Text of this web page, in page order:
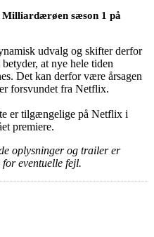
sæson 1 på
udvalg og skifter derfor
at nye hele tiden
Det kan derfor være årsagen
forsvundet fra Netflix.
er tilgængelige på Netflix i
premiere.
oplysninger og trailer er
eventuelle fejl.